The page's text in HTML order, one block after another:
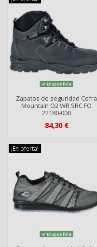
Disponible
Zapatos de seguridad Cofra
Mountain O2 WR SRC FO
22180-000
84,30 €
¡En oferta!
Disponible